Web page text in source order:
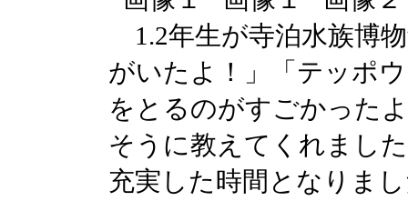
1.2年生が寺泊水族博
がいたよ！」「テッポ
をとるのがすごかった
そうに教えてくれまし
充実した時間となりま